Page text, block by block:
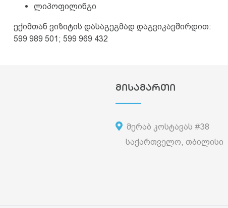
ლიპოფილინგი
ექიმთან ვიზიტის დასაგეგმად დაგვიკავშირდით:
599 989 501; 599 969 432
მისამართი
მერაბ კოსტავას #38
საქართველო, თბილისი